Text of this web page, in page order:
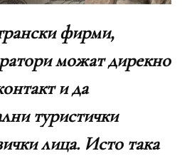
фирми,
можат дирекно
и да
туристички
лица. Исто така